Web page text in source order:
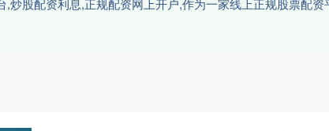
,炒股配资利息,正规配资网上开户,作为一家线上正规股票配